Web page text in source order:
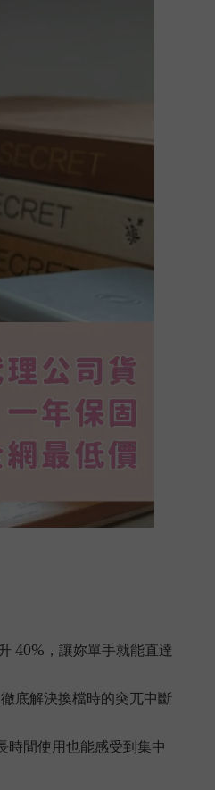
40%，讓妳單手就能直達
底解決換檔時的突兀中斷
時間使用也能感受到集中